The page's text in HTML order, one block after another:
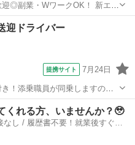
業・WワークOK！ 新エリ
リで注文された
けするシンプルなお仕事で
タッフ
迎ドライバー
提携サイト 7月24日
！添乗職員が同乗しますので
スを利用されるお客様の送迎
ース)の運転、各種点検 ※乗
くれる方、いませんか？🥹
し / 履歴書不要！就業後すぐに